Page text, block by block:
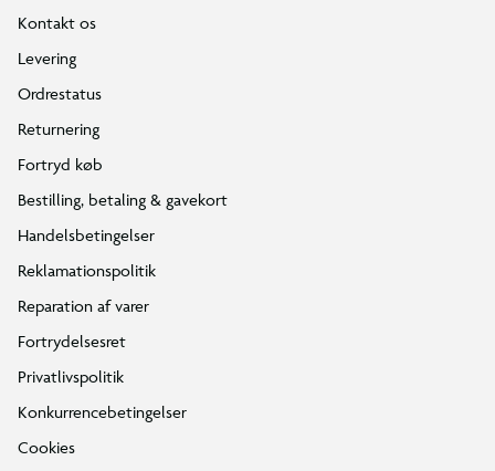
Kontakt os
Levering
Ordrestatus
Returnering
Fortryd køb
Bestilling, betaling & gavekort
Handelsbetingelser
Reklamationspolitik
Reparation af varer
Fortrydelsesret
Privatlivspolitik
Konkurrencebetingelser
Cookies